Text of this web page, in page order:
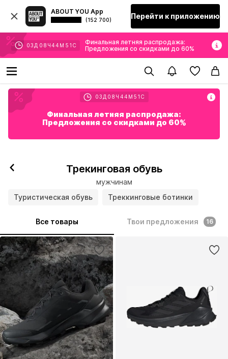
ABOUT YOU App
(152 700) Перейти к приложению
03 Д 08 Ч44 М 50 С
Финальная летняя распродажа:
Предложения со скидками до 60%
03 Д 08 Ч 44 М 50 С
Финальная летняя распродажа:
Предложения со скидками до 60%
Трекинговая обувь
мужчинам
Туристическая обувь
Треккинговые ботинки
Все товары Твои предложения 16